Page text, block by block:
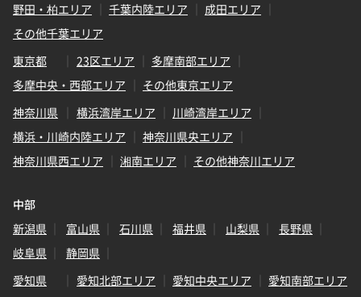
野田・柏エリア
千葉内陸エリア
成田エリア
その他千葉エリア
東京都
23区エリア
多摩南部エリア
多摩中央・西部エリア
その他東京エリア
神奈川県
横浜湾岸エリア
川崎湾岸エリア
横浜・川崎内陸エリア
神奈川県央エリア
神奈川県西エリア
湘南エリア その他神奈川エリア
中部
新潟県
富山県 石川県 福井県 山梨県
長野県
岐阜県
静岡県
愛知県
愛知北部エリア 愛知中央エリア
愛知南部エリア